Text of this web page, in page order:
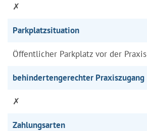
✗
Parkplatzsituation
Öffentlicher Parkplatz vor der Praxis
behindertengerechter Praxiszugang
✗
Zahlungsarten